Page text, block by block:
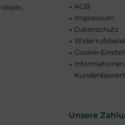
AGB
Impressum
Datenschutz
Cookie-
Unsere